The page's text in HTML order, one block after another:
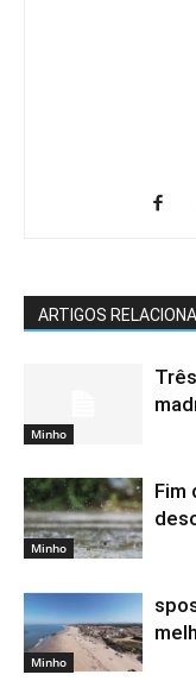
ARTIGOS
Minho
Minho
Fim
Minho